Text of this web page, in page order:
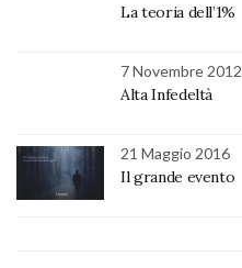
La teoria dell’1%
7 Novembre 2012
Alta Infedeltà
21 Maggio 2016
Il grande evento